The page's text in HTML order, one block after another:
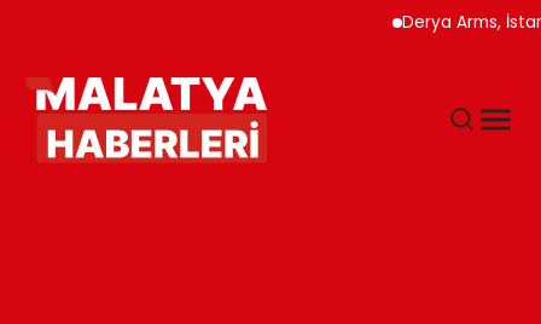
Derya Arms,